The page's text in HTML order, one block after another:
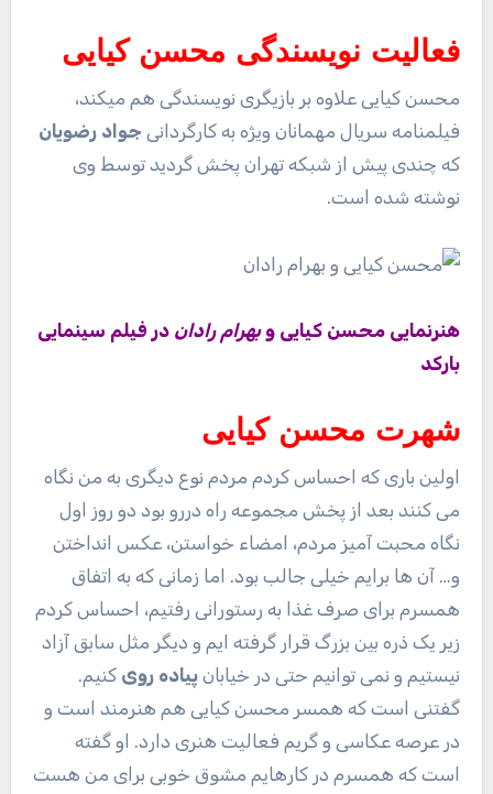
فعالیت نویسندگی محسن کیایی
محسن کیایی علاوه بر بازیگری نویسندگی هم میکند،
فیلمنامه سریال مهمانان ویژه به کارگردانی جواد رضویان
که چندی پیش از شبکه تهران پخش گردید توسط وی
نوشته شده است.
هنرنمایی محسن کیایی وبهرام رادان در فیلم سینمایی
بارکد
شهرت محسن کیایی
اولین باری که احساس کردم مردم نوع دیگری به من نگاه
می کنند بعد از پخش مجموعه راه دررو بود دو روز اول
نگاه محبت آمیز مردم، امضاء خواستن، عکس انداختن
و… آن ها برایم خیلی جالب بود. اما زمانی که به اتفاق
همسرم برای صرف غذا به رستورانی رفتیم، احساس کردم
زیر یک ذره بین بزرگ قرار گرفته ایم و دیگر مثل سابق آزاد
نیستیم و نمی توانیم حتی در خیابان پیاده روی کنیم.
گفتنی است که همسر محسن کیایی هم هنرمند است و
در عرصه عکاسی و گریم فعالیت هنری دارد. او گفته
است که همسرم در کارهایم مشوق خوبی برای من هست